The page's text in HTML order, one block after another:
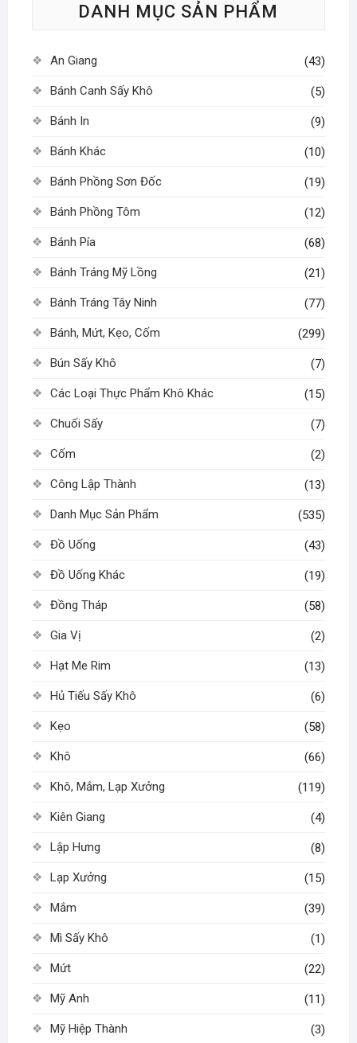
chọn
chọn
DANH MỤC SẢN PHẨM
An Giang (43)
Bánh Canh Sấy Khô (5)
Bánh In (9)
Bánh Khác (10)
Bánh Phồng Sơn Đốc (19)
Bánh Phồng Tôm (12)
Bánh Pía (68)
Bánh Tráng Mỹ Lồng (21)
Bánh Tráng Tây Ninh (77)
Bánh, Mứt, Kẹo, Cốm (299)
Bún Sấy Khô (7)
Các Loại Thực Phẩm Khô Khác (15)
Chuối Sấy (7)
Cốm (2)
Công Lập Thành (13)
Danh Mục Sản Phẩm (535)
Đồ Uống (43)
Đồ Uống Khác (19)
Đồng Tháp (58)
Gia Vị (2)
Hạt Me Rim (13)
Hủ Tiếu Sấy Khô (6)
Kẹo (58)
Khô (66)
Khô, Mắm, Lạp Xưởng (119)
Kiên Giang (4)
Lập Hưng (8)
Lạp Xưởng (15)
Mắm (39)
Mì Sấy Khô (1)
Mứt (22)
Mỹ Anh (11)
Mỹ Hiệp Thành (3)